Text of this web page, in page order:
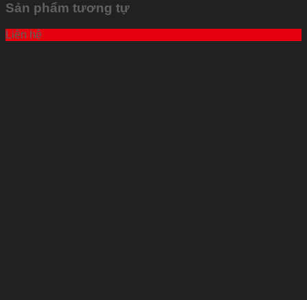
Sản phẩm tương tự
Liên hệ